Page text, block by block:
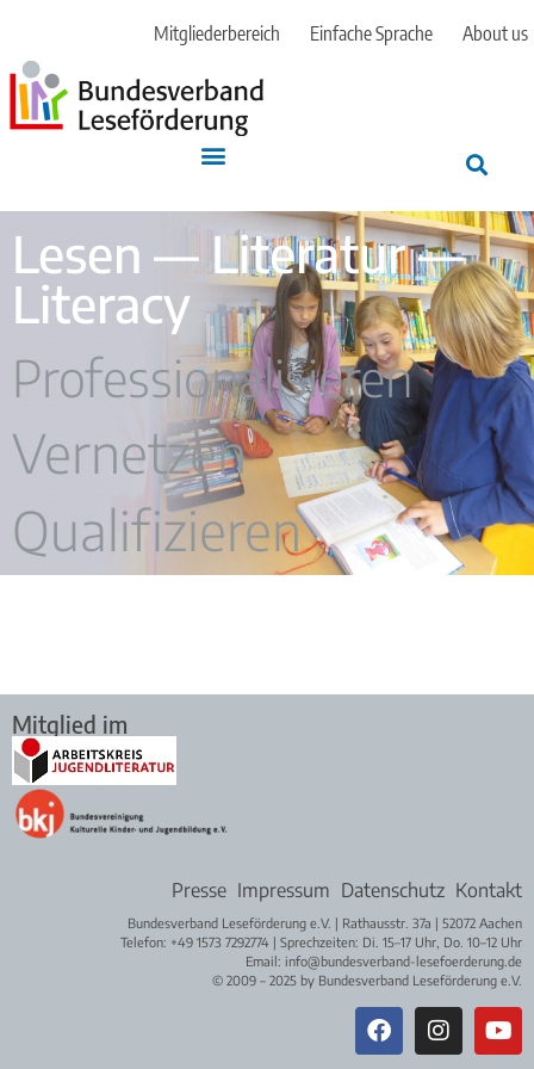
Mitgliederbereich Einfache Sprache About us
Lesen — Literatur —
Literacy
Professionalisieren
Vernetzen
Qualifizieren
Mitglied im
Presse Impressum Datenschutz Kontakt
Bundesverband Leseförderung e.V. | Rathausstr. 37a | 52072 Aachen
Telefon: +49 1573 7292774 | Sprechzeiten: Di. 15–17 Uhr, Do. 10–12 Uhr
Email: info@bundesverband-lesefoerderung.de
© 2009 – 2025 by Bundesverband Leseförderung e.V.